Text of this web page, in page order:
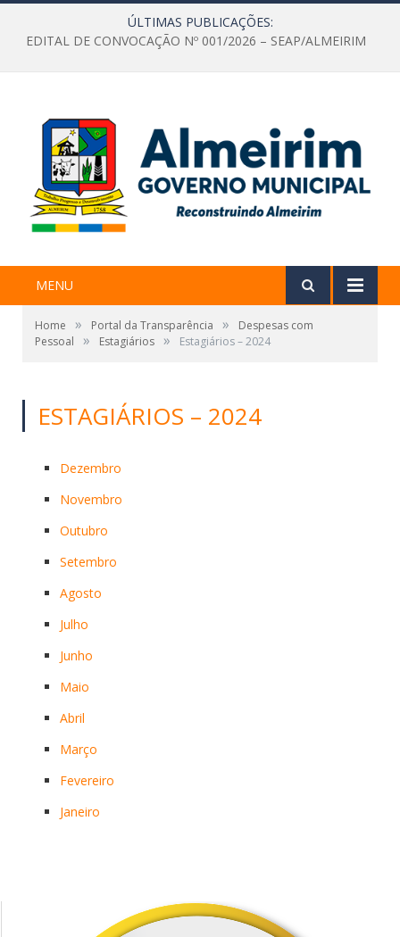
ÚLTIMAS PUBLICAÇÕES:
EDITAL DE CONVOCAÇÃO Nº 001/2026 – SEAP/ALMEIRIM
MENU
Home » Portal da Transparência »
Despesas com
Pessoal
» Estagiários » Estagiários – 2024
ESTAGIÁRIOS – 2024
Dezembro
Novembro
Outubro
Setembro
Agosto
Julho
Junho
Maio
Abril
Março
Fevereiro
Janeiro